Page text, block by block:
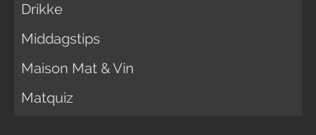
Drikke
Middagstips
Maison Mat & Vin
Matquiz